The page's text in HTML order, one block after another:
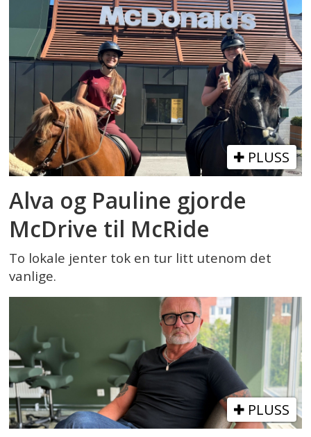
PLUSS
Alva og Pauline gjorde
McDrive til McRide
To lokale jenter tok en tur litt utenom det
vanlige.
PLUSS